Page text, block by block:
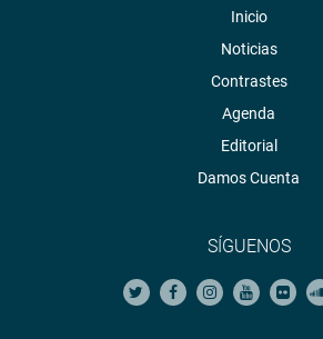
Inicio
Noticias
Contrastes
Agenda
Editorial
Damos Cuenta
SÍGUENOS